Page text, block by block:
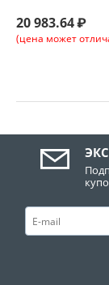
20 983.64₽
(цена может